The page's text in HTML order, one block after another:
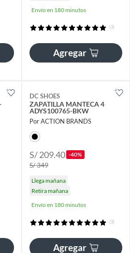
Envío en 180 minutos
(3)
Agregar
DC SHOES
ZAPATILLA MANTECA 4
ADYS100765-BKW
Por ACTION BRANDS
S/ 209.40 -40%
S/ 349
Llega mañana
Retira mañana
Envío en 180 minutos
(3)
Agregar